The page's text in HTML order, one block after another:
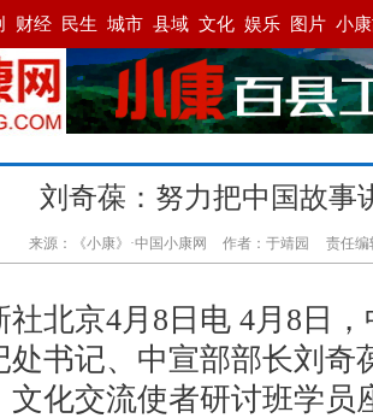
刘奇葆：努力把中国故事
来源：《小康》·中国小康网 作者：于靖园 责任编
京4月8日电 4月8日，
处书记、中宣部部长刘奇
文化交流使者研讨班学员